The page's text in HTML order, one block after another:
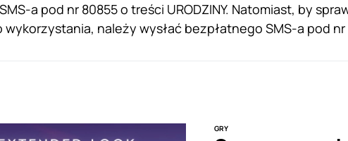
a pod nr 80855 o treści URODZINY. Natomiast, by
należy wysłać bezpłatnego SMS-a pod nr
GRY